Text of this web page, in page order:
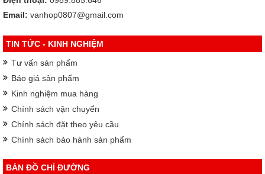
Email: vanhop0807@gmail.com
TIN TỨC - KINH NGHIỆM
Tư vấn sản phẩm
Báo giá sản phẩm
Kinh nghiệm mua hàng
Chính sách vận chuyển
Chính sách đặt theo yêu cầu
Chính sách bảo hành sản phẩm
BẢN ĐỒ CHỈ ĐƯỜNG